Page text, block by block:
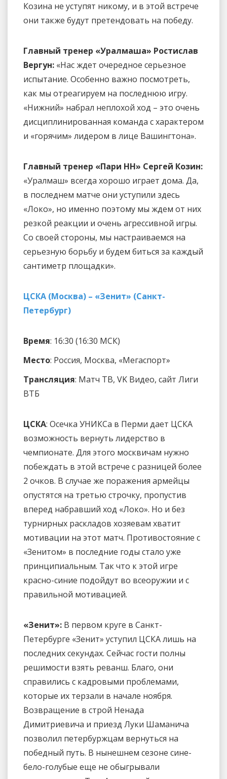
Козина не уступят никому, и в этой встрече
они также будут претендовать на победу.
Главный тренер «Уралмаша» Ростислав
Вергун: «Нас ждет очередное серьезное
испытание. Особенно важно посмотреть,
как мы отреагируем на последнюю игру.
«Нижний» набрал неплохой ход – это очень
дисциплинированная команда с характером
и «горячим» лидером в лице Вашингтона».
Главный тренер «Пари НН» Сергей Козин:
«Уралмаш» всегда хорошо играет дома. Да,
в последнем матче они уступили здесь
«Локо», но именно поэтому мы ждем от них
резкой реакции и очень агрессивной игры.
Со своей стороны, мы настраиваемся на
серьезную борьбу и будем биться за каждый
сантиметр площадки».
ЦСКА (Москва) – «Зенит» (Санкт-
Петербург)
Время: 16:30 (16:30 МСК)
Место: Россия, Москва, «Мегаспорт»
Трансляция: Матч ТВ, VK Видео, сайт Лиги
ВТБ
ЦСКА: Осечка УНИКСа в Перми дает ЦСКА
возможность вернуть лидерство в
чемпионате. Для этого москвичам нужно
побеждать в этой встрече с разницей более
2 очков. В случае же поражения армейцы
опустятся на третью строчку, пропустив
вперед набравший ход «Локо». Но и без
турнирных раскладов хозяевам хватит
мотивации на этот матч. Противостояние с
«Зенитом» в последние годы стало уже
принципиальным. Так что к этой игре
красно-синие подойдут во всеоружии и с
правильной мотивацией.
«Зенит»: В первом круге в Санкт-
Петербурге «Зенит» уступил ЦСКА лишь на
последних секундах. Сейчас гости полны
решимости взять реванш. Благо, они
справились с кадровыми проблемами,
которые их терзали в начале ноября.
Возвращение в строй Ненада
Димитриевича и приезд Луки Шаманича
позволил петербуржцам вернуться на
победный путь. В нынешнем сезоне сине-
бело-голубые еще не обыгрывали